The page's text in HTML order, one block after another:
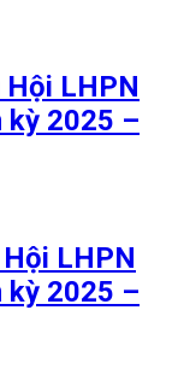
Hội LHPN
kỳ 2025 –
LHPN
kỳ 2025 –